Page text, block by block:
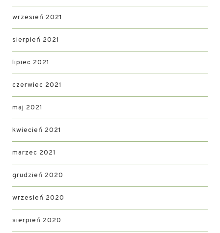
wrzesień 2021
sierpień 2021
lipiec 2021
czerwiec 2021
maj 2021
kwiecień 2021
marzec 2021
grudzień 2020
wrzesień 2020
sierpień 2020